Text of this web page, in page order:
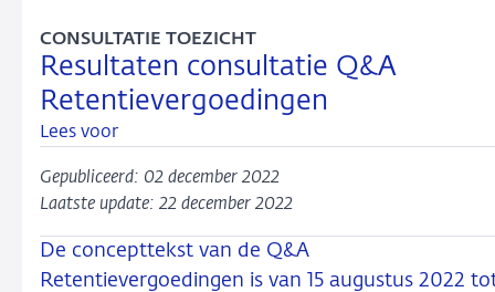
Resultaten consultatie Q&A
Retentievergoedingen
CONSULTATIE TOEZICHT
Lees voor
Gepubliceerd: 02 december 2022
Laatste update: 22 december 2022
De concepttekst van de Q&A
Retentievergoedingen is van 15 augustus 2022